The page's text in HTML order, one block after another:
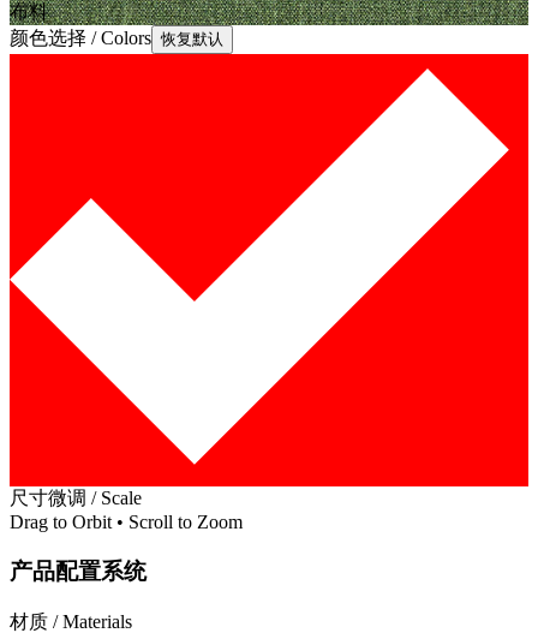
布料
颜色选择 / Colors 恢复默认
尺寸微调 / Scale
Drag to Orbit • Scroll to Zoom
产品配置系统
材质 / Materials